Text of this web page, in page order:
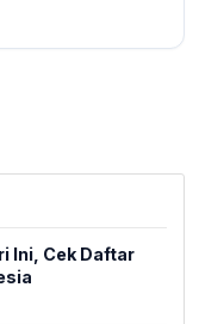
Ini, Cek Daftar